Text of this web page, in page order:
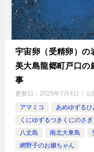
宇宙卵（受精卵）の
美大島龍郷町戸口の
事
更新日： 2025年7月4日 公
アマミコ
あめゆずる
くにゆずるつきくにのさ
八丈島
南北大東島
網野子のお嬢ちゃん